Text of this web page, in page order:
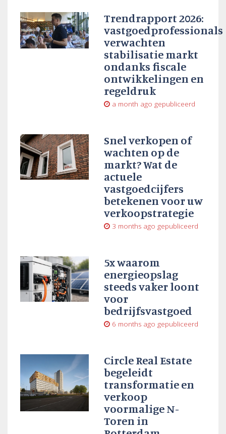
Trendrapport 2026:
vastgoedprofessionals
verwachten
stabilisatie markt
ondanks fiscale
ontwikkelingen en
regeldruk
a month ago gepubliceerd
Snel verkopen of
wachten op de
markt? Wat de
actuele
vastgoedcijfers
betekenen voor uw
verkoopstrategie
3 months ago gepubliceerd
5x waarom
energieopslag
steeds vaker loont
voor
bedrijfsvastgoed
6 months ago gepubliceerd
Circle Real Estate
begeleidt
transformatie en
verkoop
voormalige N-
Toren in